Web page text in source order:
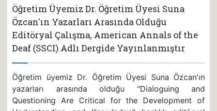
Öğretim Üyemiz Dr. Öğretim Üyesi Suna
Özcan'ın Yazarları Arasında Olduğu
Editöryal Çalışma, American Annals of the
Deaf (SSCI) Adlı Dergide Yayınlanmıştır
Öğretim üyemiz Dr. Öğretim Üyesi Suna Özcan'ın
yazarları arasında olduğu "Dialoguing and
Questioning Are Critical for the Development of